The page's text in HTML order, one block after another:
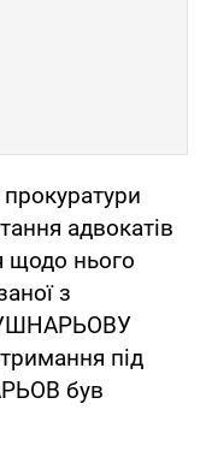
прокуратури
адвокатів
нього
з
під
був